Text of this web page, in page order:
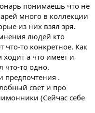
понимаешь что не
много в коллекции
из них взял зря.
людей кто
что-то конкретное. Как
ходит а что имеет и
что-то одно.
предпочтения .
свет и про
(Сейчас себе